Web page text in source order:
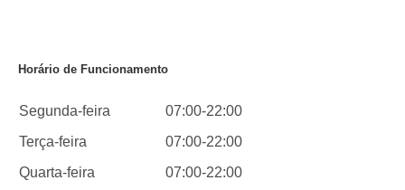
Horário de Funcionamento
Segunda-feira
07:00-22:00
Terça-feira
07:00-22:00
Quarta-feira
07:00-22:00